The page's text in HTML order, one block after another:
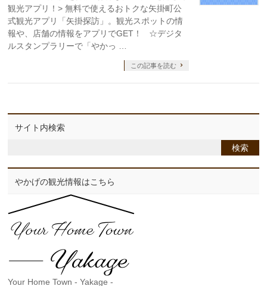
観光アプリ！> 無料で使えるおトクな矢掛町公
式観光アプリ「矢掛探訪」。観光スポットの情
報や、店舗の情報をアプリでGET！ ☆デジタ
ルスタンプラリーで「やかっ …
この記事を読む
サイト内検索
やかげの観光情報はこちら
Your Home Town - Yakage -